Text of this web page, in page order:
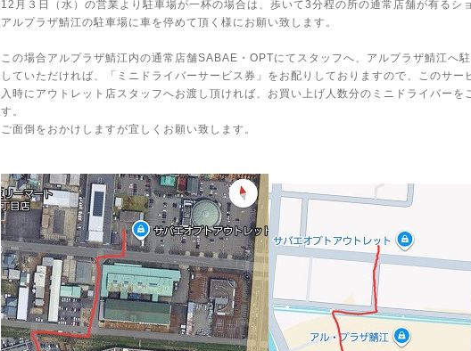
12月３日（水）の営業より駐車場が一杯の場合は、歩いて3分程の所の通常店舗が有るシ
アルプラザ鯖江の駐車場に車を停めて頂く様にお願い致します。
この場合アルプラザ鯖江内の通常店舗SABAE・OPTにてスタッフへ、アルプラザ鯖江へ
していただければ、「ミニドライバーサービス券」をお配りしておりますので、このサー
入時にアウトレット店スタッフへお渡し頂ければ、お買い上げ人数分のミニドライバーを
す。
ご面倒をおかけしますが宜しくお願い致します。